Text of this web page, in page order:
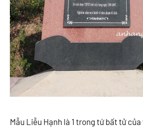
Mẫu Liễu Hạnh là 1 trong tứ bất tử